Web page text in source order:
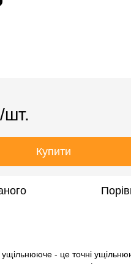
шт.
Купити
ущільнююче - це точні